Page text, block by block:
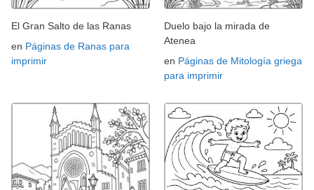
El Gran Salto de las Ranas
en Páginas de Ranas para
imprimir
Duelo bajo la mirada de
Atenea
en Páginas de Mitología griega
para imprimir